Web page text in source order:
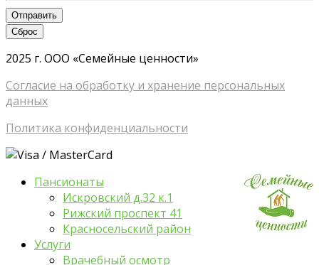
Отправить
Сброс
2025 г. ООО «Семейные ценности»
Согласие на обработку и хранение персональных
данных
Политика конфиденциальности
Пансионаты
Искровский д.32 к.1
Рижский проспект 41
Красносельский район
Услуги
Врачебный осмотр